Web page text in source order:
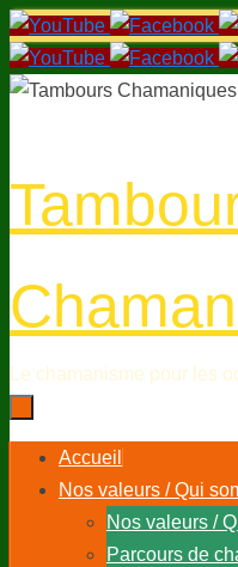
Passer
au
contenu
Le chamanisme pour les
PasserAccueil
Nos valeurs / Qui
Nos valeurs /
Parcours de